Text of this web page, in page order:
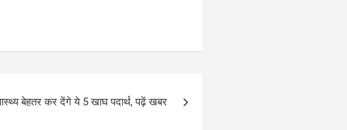
बेहतर कर देंगे ये 5 खाघ पदार्थ, पढ़ें खबर